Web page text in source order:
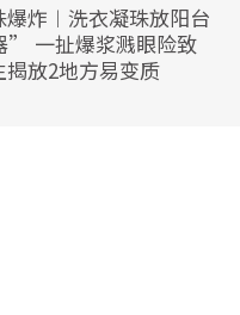
爆炸︱洗衣凝珠放阳台
一扯爆浆溅眼险致
揭放2地方易变质